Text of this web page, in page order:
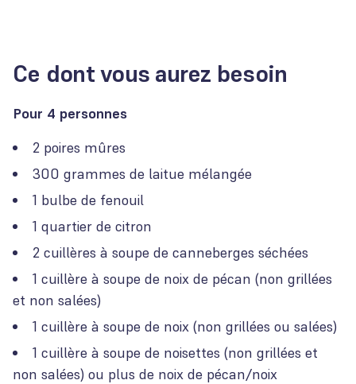
Ce dont vous aurez besoin
Pour 4 personnes
2 poires mûres
300 grammes de laitue mélangée
1 bulbe de fenouil
1 quartier de citron
2 cuillères à soupe de canneberges séchées
1 cuillère à soupe de noix de pécan (non grillées
et non salées)
1 cuillère à soupe de noix (non grillées ou salées)
1 cuillère à soupe de noisettes (non grillées et
non salées) ou plus de noix de pécan/noix